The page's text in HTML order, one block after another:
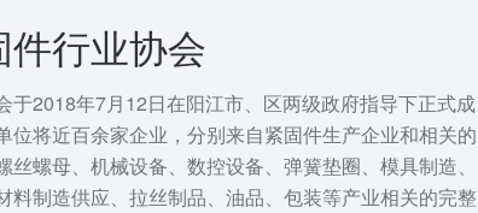
行业协会
于2018年7月12日在阳江市、区两级政府指导下正式成
位将近百余家企业，分别来自紧固件生产企业和相关的
丝螺母、机械设备、数控设备、弹簧垫圈、模具制造、
料制造供应、拉丝制品、油品、包装等产业相关的完整